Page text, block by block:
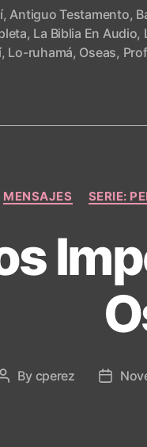
, Antiguo Testamento,
, La Biblia En Audio,
, Lo-ruhamá, Oseas,
MENSAJES SERIE:
Post
By cperez
Post